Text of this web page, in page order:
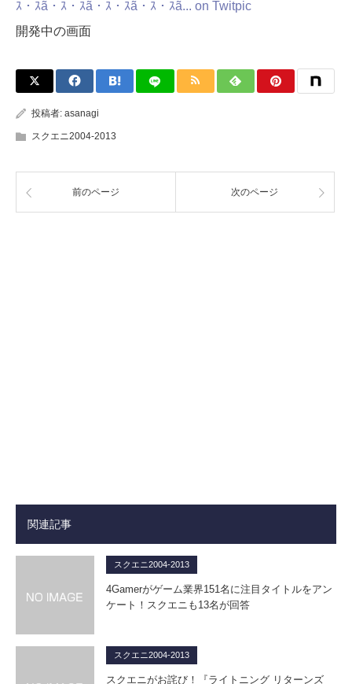
開発中の画面
投稿者: asanagi
スクエニ2004-2013
前のページ 次のページ
関連記事
スクエニ2004-2013
4Gamerがゲーム業界151名に注目タイトルをアン
ケート！スクエニも13名が回答
スクエニ2004-2013
スクエニがお詫び！『ライトニング リターンズ